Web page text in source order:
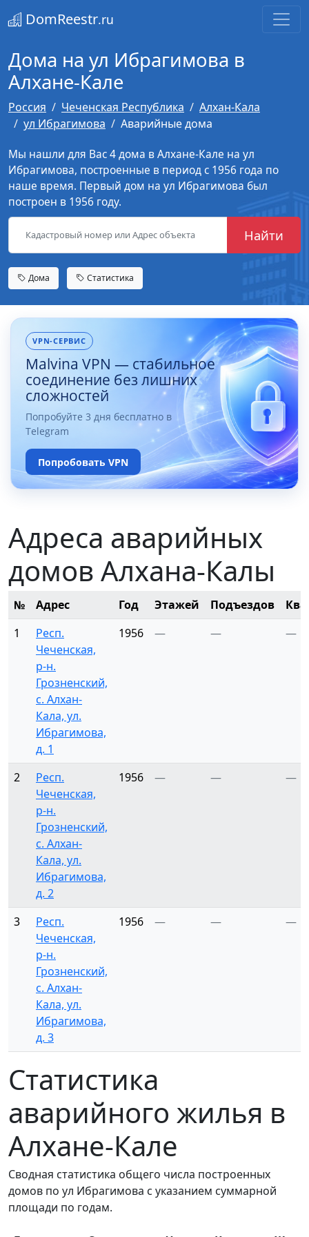
DomReestr.ru
Дома на ул Ибрагимова в
Алхане-Кале
Россия Чеченская Республика
Алхан-Кала
ул Ибрагимова
Аварийные дома
Мы нашли для Вас 4 дома в Алхане-Кале на ул
Ибрагимова, построенные в период с 1956 года по
наше время. Первый дом на ул Ибрагимова был
построен в 1956 году.
Найти
Дома Статистика
VPN-СЕРВИС
Malvina VPN — стабильное
соединение без лишних
сложностей
Попробуйте 3 дня бесплатно в
Telegram
Попробовать VPN
Адреса аварийных
домов Алхана-Калы
№ Адрес Год Этажей Подъездов
1
Респ.
Чеченская,
р-н.
Грозненский,
с. Алхан-
Кала, ул.
Ибрагимова,
д. 1
1956 — — —
2
Респ.
Чеченская,
р-н.
Грозненский,
с. Алхан-
Кала, ул.
Ибрагимова,
д. 2
1956 — — —
3
Респ.
Чеченская,
р-н.
Грозненский,
с. Алхан-
Кала, ул.
Ибрагимова,
д. 3
1956 — — —
Статистика
аварийного жилья в
Алхане-Кале
Сводная статистика общего числа построенных
домов по ул Ибрагимова с указанием суммарной
площади по годам.